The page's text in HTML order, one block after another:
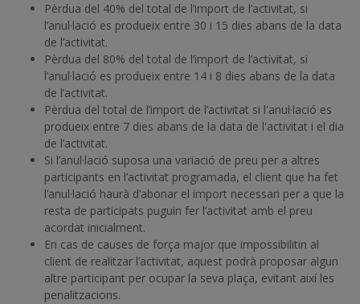
Pèrdua del 40% del total de l’import de l’activitat, si
l’anul·lació es produeix entre 30 i 15 dies abans de la data
de l’activitat.
Pèrdua del 80% del total de l’import de l’activitat, si
l’anul·lació es produeix entre 14 i 8 dies abans de la data
de l’activitat.
Pèrdua del total de l’import de l’activitat si l'anul·lació es
produeix entre 7 dies abans de la data de l'activitat i el dia
de l’activitat.
Si l’anul·lació suposa una variació de preu per a altres
participants en l’activitat programada, el client que ha fet
l’anul·lació haurà d’abonar el import necessari per a que la
resta de participats puguin fer l’activitat amb el preu
acordat inicialment.
En cas de causes de força major que impossibilitin al
client de realitzar l’activitat, aquest podrà proposar algun
altre participant per ocupar la seva plaça, evitant així les
penalitzacions.